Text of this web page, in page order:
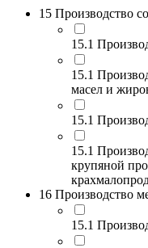
15 Производство
15.1
15.1
масел и
15.1
15.1
крупяной
16 Производство
15.1